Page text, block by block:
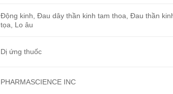
Động kinh, Đau dây thần kinh tam thoa, Đau thần
tọa, Lo âu
Dị ứng thuốc
PHARMASCIENCE INC